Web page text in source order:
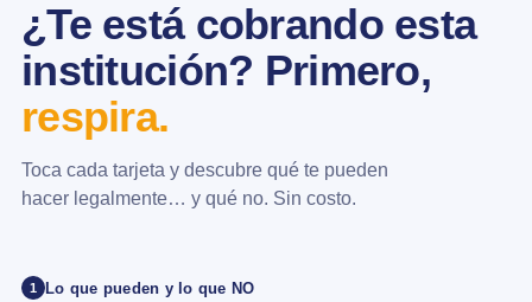
¿Te está cobrando esta
institución? Primero,
respira.
Toca cada tarjeta y descubre qué te pueden
hacer legalmente… y qué no. Sin costo.
1 Lo que pueden y lo que NO